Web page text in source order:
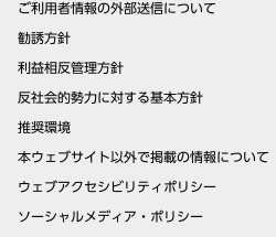
ご利用者情報の外部送信について
勧誘方針
利益相反管理方針
反社会的勢力に対する基本方針
推奨環境
本ウェブサイト以外で掲載の情報について
ウェブアクセシビリティポリシー
ソーシャルメディア・ポリシー